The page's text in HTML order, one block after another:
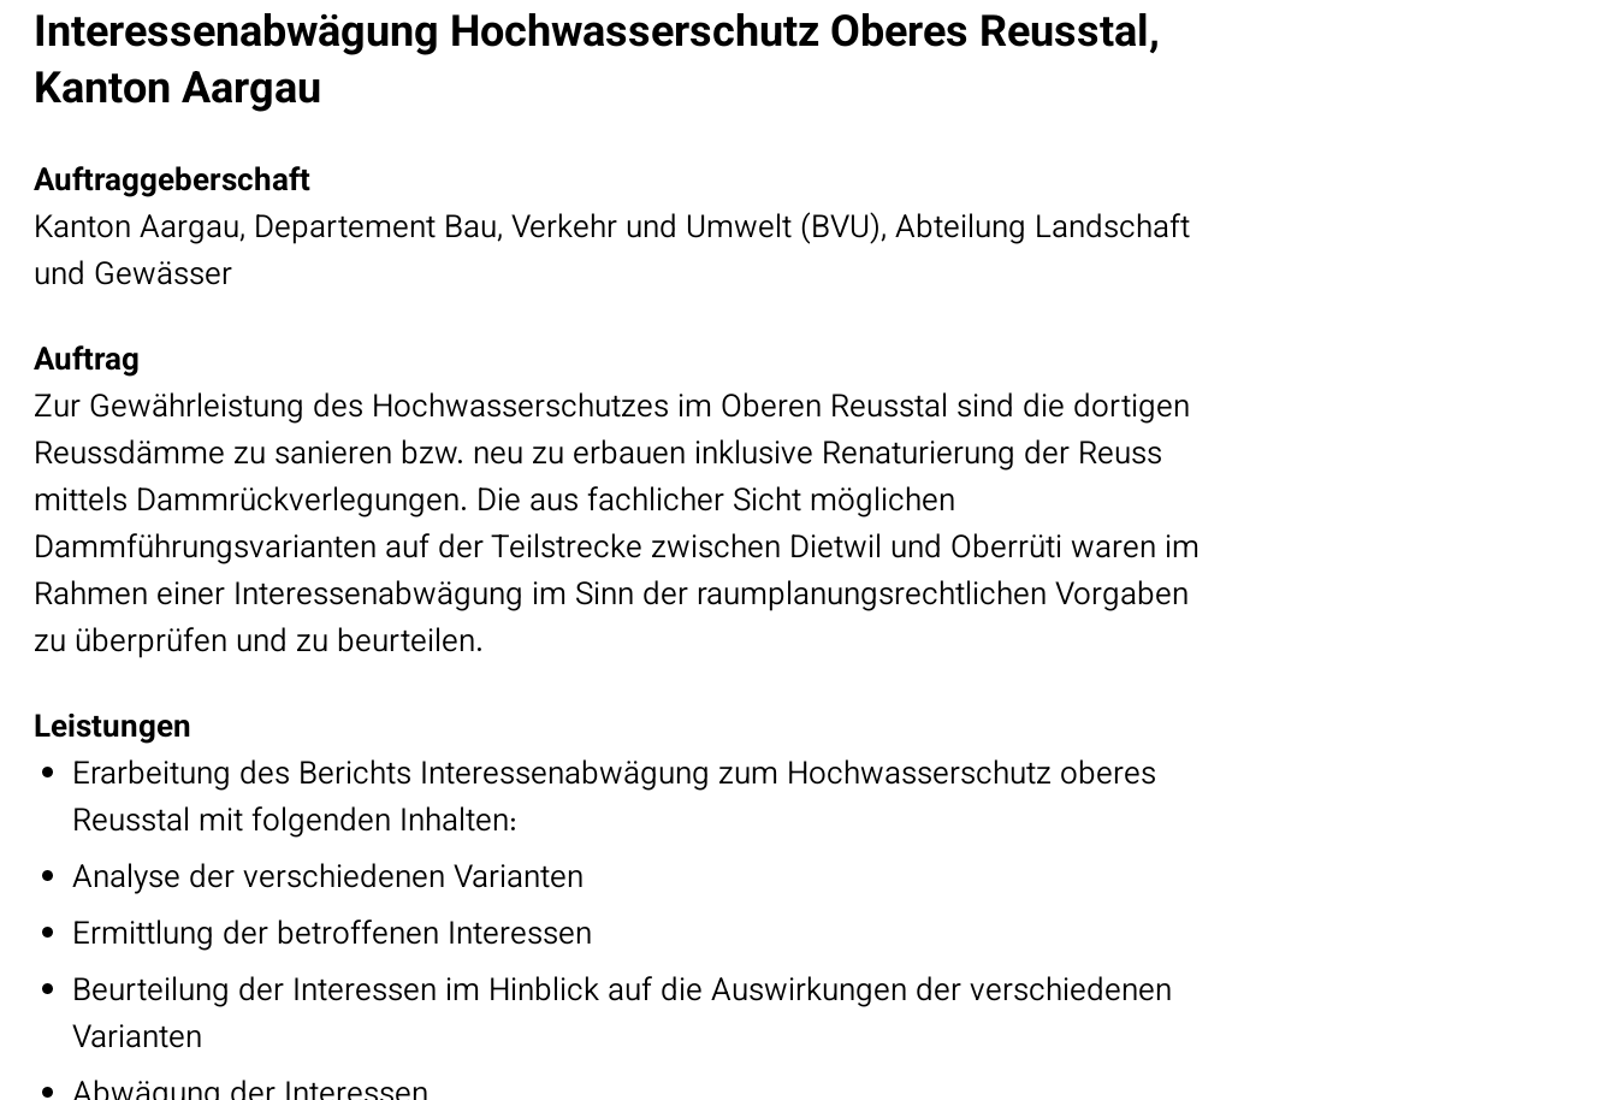
Interessenabwägung Hochwasserschutz Oberes Reusstal,
Kanton Aargau
Auftraggeberschaft
Kanton Aargau, Departement Bau, Verkehr und Umwelt (BVU), Abteilung Landschaft
und Gewässer
Auftrag
Zur Gewährleistung des Hochwasserschutzes im Oberen Reusstal sind die dortigen
Reussdämme zu sanieren bzw. neu zu erbauen inklusive Renaturierung der Reuss
mittels Dammrückverlegungen. Die aus fachlicher Sicht möglichen
Dammführungsvarianten auf der Teilstrecke zwischen Dietwil und Oberrüti waren im
Rahmen einer Interessenabwägung im Sinn der raumplanungsrechtlichen Vorgaben
zu überprüfen und zu beurteilen.
Leistungen
Erarbeitung des Berichts Interessenabwägung zum Hochwasserschutz oberes
Reusstal mit folgenden Inhalten:
Analyse der verschiedenen Varianten
Ermittlung der betroffenen Interessen
Beurteilung der Interessen im Hinblick auf die Auswirkungen der verschiedenen
Varianten